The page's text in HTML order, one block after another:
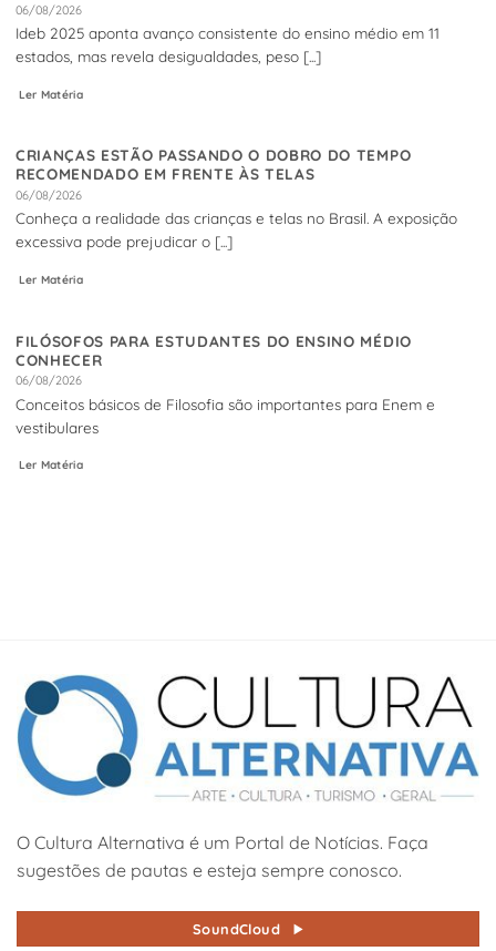
06/08/2026
Ideb 2025 aponta avanço consistente do ensino médio em 11
estados, mas revela desigualdades, peso [...]
Ler Matéria
CRIANÇAS ESTÃO PASSANDO O DOBRO DO TEMPO
RECOMENDADO EM FRENTE ÀS TELAS
06/08/2026
Conheça a realidade das crianças e telas no Brasil. A exposição
excessiva pode prejudicar o [...]
Ler Matéria
FILÓSOFOS PARA ESTUDANTES DO ENSINO MÉDIO
CONHECER
06/08/2026
Conceitos básicos de Filosofia são importantes para Enem e
vestibulares
Ler Matéria
O Cultura Alternativa é um Portal de Notícias. Faça
sugestões de pautas e esteja sempre conosco.
SoundCloud